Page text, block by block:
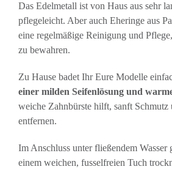
Das Edelmetall ist von Haus aus sehr
pflegeleicht. Aber auch Eheringe aus
eine regelmäßige Reinigung und
zu bewahren.
Zu Hause badet Ihr Eure Modelle
einer milden Seifenlösung und
weiche Zahnbürste hilft, sanft Schmutz
entfernen.
Im Anschluss unter fließendem Wasser
einem weichen, fusselfreien Tuch